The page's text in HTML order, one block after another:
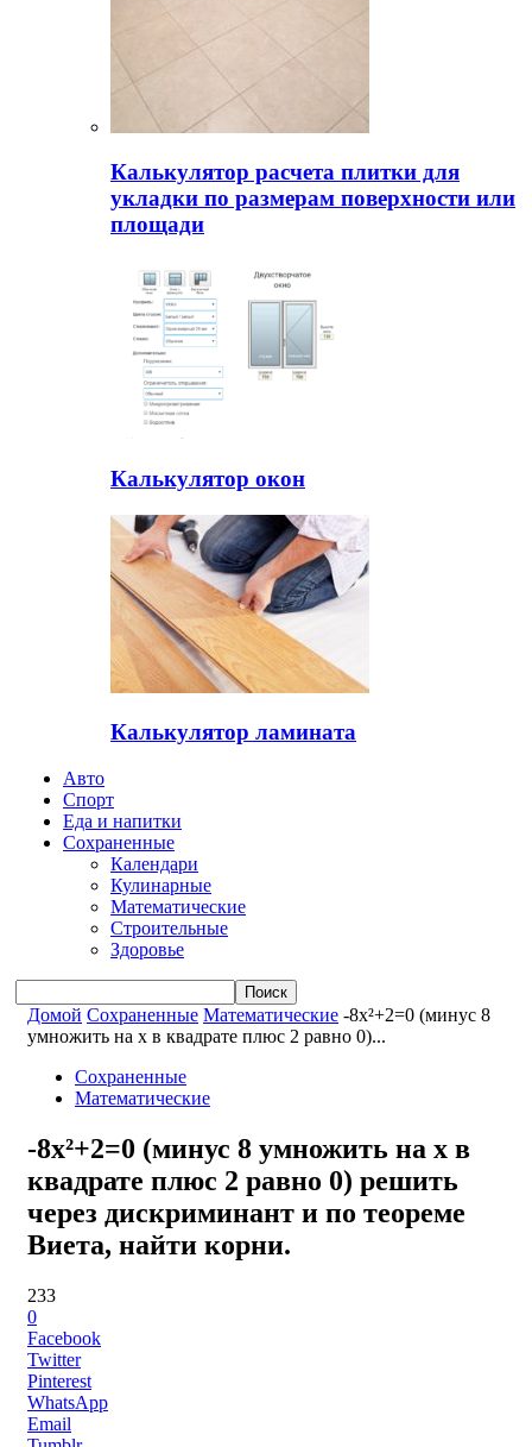
Калькулятор расчета плитки для
укладки по размерам поверхности или
площади
Калькулятор окон
Калькулятор ламината
Авто
Спорт
Еда и напитки
Сохраненные
Календари
Кулинарные
Математические
Строительные
Здоровье
Домой Сохраненные Математические -8x²+2=0 (минус 8
умножить на x в квадрате плюс 2 равно 0)...
Сохраненные
Математические
-8x²+2=0 (минус 8 умножить на x в
квадрате плюс 2 равно 0) решить
через дискриминант и по теореме
Виета, найти корни.
233
0
Facebook
Twitter
Pinterest
WhatsApp
Email